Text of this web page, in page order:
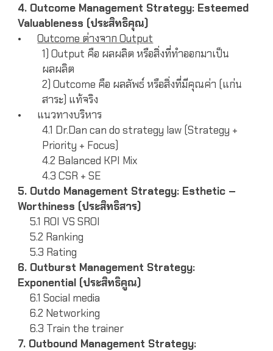
4. Outcome Management Strategy: Esteemed
Valuableness (ประสิทธิคุณ)
•
Outcome ต่างจาก Output
1) Output คือ ผลผลิต หรือสิ่งที่ทำออกมาเป็น
ผลผลิต
2) Outcome คือ ผลลัพธ์ หรือสิ่งที่มีคุณค่า (แก่น
สาระ) แท้จริง
•
แนวทางบริหาร
4.1 Dr.Dan can do strategy law (Strategy +
Priority + Focus)
4.2 Balanced KPI Mix
4.3 CSR + SE
5. Outdo Management Strategy: Esthetic –
Worthiness (ประสิทธิสาร)
5.1 ROI VS SROI
5.2 Ranking
5.3 Rating
6. Outburst Management Strategy:
Exponential (ประสิทธิคูณ)
6.1 Social media
6.2 Networking
6.3 Train the trainer
7. Outbound Management Strategy: